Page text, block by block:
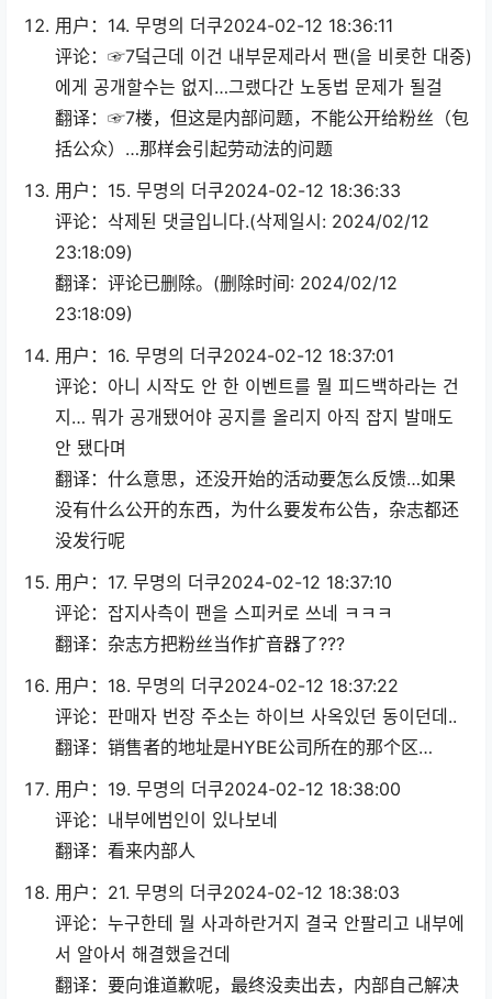
用户：14. 무명의 더쿠2024-02-12 18:36:11
评论：☞7덬근데 이건 내부문제라서 팬(을 비롯한 대중)
에게 공개할수는 없지…그랬다간 노동법 문제가 될걸
翻译：☞7楼，但这是内部问题，不能公开给粉丝（包
括公众）…那样会引起劳动法的问题
用户：15. 무명의 더쿠2024-02-12 18:36:33
评论：삭제된 댓글입니다.(삭제일시: 2024/02/12
23:18:09)
翻译：评论已删除。(删除时间: 2024/02/12
23:18:09)
用户：16. 무명의 더쿠2024-02-12 18:37:01
评论：아니 시작도 안 한 이벤트를 뭘 피드백하라는 건
지… 뭐가 공개됐어야 공지를 올리지 아직 잡지 발매도
안 됐다며
翻译：什么意思，还没开始的活动要怎么反馈…如果
没有什么公开的东西，为什么要发布公告，杂志都还
没发行呢
用户：17. 무명의 더쿠2024-02-12 18:37:10
评论：잡지사측이 팬을 스피커로 쓰네 ㅋㅋㅋ
翻译：杂志方把粉丝当作扩音器了???
用户：18. 무명의 더쿠2024-02-12 18:37:22
评论：판매자 번장 주소는 하이브 사옥있던 동이던데..
翻译：销售者的地址是HYBE公司所在的那个区…
用户：19. 무명의 더쿠2024-02-12 18:38:00
评论：내부에범인이 있나보네
翻译：看来内部人
用户：21. 무명의 더쿠2024-02-12 18:38:03
评论：누구한테 뭘 사과하란거지 결국 안팔리고 내부에
서 알아서 해결했을건데
翻译：要向谁道歉呢，最终没卖出去，内部自己解决